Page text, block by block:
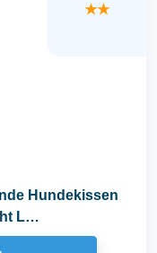
★★
Hundekissen
L